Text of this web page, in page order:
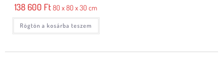
138 600 Ft 80 x 80 x 30 cm
Rögtön a kosárba teszem